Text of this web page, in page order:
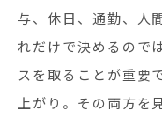
与、休日、通勤、人
れだけで決めるので
スを取ることが重要
上がり。その両方を